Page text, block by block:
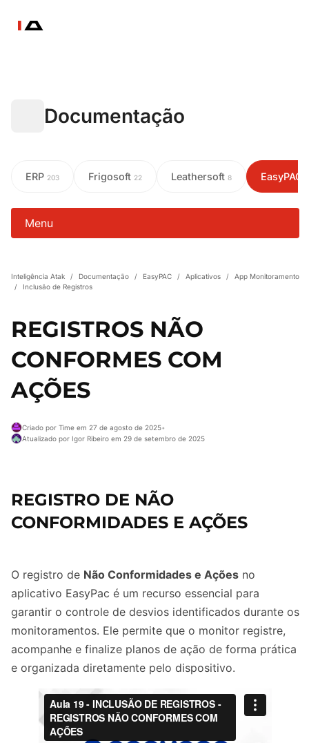
Documentação
ERP 203 Frigosoft 22 Leathersoft 8 EasyPAC
Menu
Inteligência Atak / Documentação / EasyPAC / Aplicativos /
App Monitoramento
/
Inclusão de Registros
REGISTROS NÃO
CONFORMES COM
AÇÕES
Criado por Time em 27 de agosto de 2025•
Atualizado por Igor Ribeiro em 29 de setembro de 2025
REGISTRO DE NÃO
CONFORMIDADES E AÇÕES
O registro de Não Conformidades e Ações no
aplicativo EasyPac é um recurso essencial para
garantir o controle de desvios identificados durante os
monitoramentos. Ele permite que o monitor registre,
acompanhe e finalize planos de ação de forma prática
e organizada diretamente pelo dispositivo.